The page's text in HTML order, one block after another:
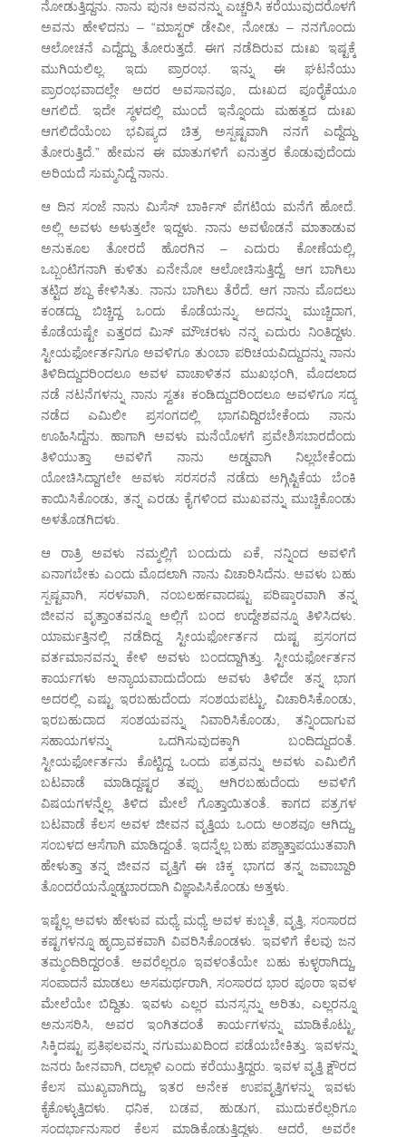
ನೋಡುತ್ತಿದ್ದನು. ನಾನು ಪುನಃ ಅವನನ್ನು ಎಚ್ಚರಿಸಿ ಕರೆಯುವುದರೊಳಗೆ
ಅವನು ಹೇಳಿದನು – “ಮಾಸ್ಟರ್ ಡೇವೀ, ನೋಡು – ನನಗೊಂದು
ಆಲೋಚನೆ ಎದ್ದೆದ್ದು ತೋರುತ್ತದೆ. ಈಗ ನಡೆದಿರುವ ದುಃಖ ಇಷ್ಟಕ್ಕೆ
ಮುಗಿಯಲಿಲ್ಲ. ಇದು ಪ್ರಾರಂಭ. ಇನ್ನು ಈ ಘಟನೆಯು
ಪ್ರಾರಂಭವಾದಲ್ಲೇ ಅದರ ಅವಸಾನವೂ, ದುಃಖದ ಪೂರೈಕೆಯೂ
ಆಗಲಿದೆ. ಇದೇ ಸ್ಥಳದಲ್ಲಿ ಮುಂದೆ ಇನ್ನೊಂದು ಮಹತ್ವದ ದುಃಖ
ಆಗಲಿದೆಯೆಂಬ ಭವಿಷ್ಯದ ಚಿತ್ರ ಅಸ್ಪಷ್ಟವಾಗಿ ನನಗೆ ಎದ್ದೆದ್ದು
ತೋರುತ್ತಿದೆ.” ಹೇಮನ ಈ ಮಾತುಗಳಿಗೆ ಏನುತ್ತರ ಕೊಡುವುದೆಂದು
ಅರಿಯದೆ ಸುಮ್ಮನಿದ್ದೆ ನಾನು.
ಆ ದಿನ ಸಂಜೆ ನಾನು ಮಿಸೆಸ್ ಬಾರ್ಕಿಸ್ ಪೆಗಟಿಯ ಮನೆಗೆ ಹೋದೆ.
ಅಲ್ಲಿ ಅವಳು ಅಳುತ್ತಲೇ ಇದ್ದಳು. ನಾನು ಅವಳೊಡನೆ ಮಾತಾಡುವ
ಅನುಕೂಲ ತೋರದೆ ಹೊರಗಿನ – ಎದುರು ಕೋಣೆಯಲ್ಲಿ,
ಒಬ್ಬಂಟಿಗನಾಗಿ ಕುಳಿತು ಏನೇನೋ ಆಲೋಚಿಸುತ್ತಿದ್ದೆ. ಆಗ ಬಾಗಿಲು
ತಟ್ಟಿದ ಶಬ್ದ ಕೇಳಿಸಿತು. ನಾನು ಬಾಗಿಲು ತೆರೆದೆ. ಆಗ ನಾನು ಮೊದಲು
ಕಂಡದ್ದು ಬಿಚ್ಚಿದ್ದ ಒಂದು ಕೊಡೆಯನ್ನು. ಅದನ್ನು ಮುಚ್ಚಿದಾಗ,
ಕೊಡೆಯಷ್ಟೇ ಎತ್ತರದ ಮಿಸ್ ಮೌಚರಳು ನನ್ನ ಎದುರು ನಿಂತಿದ್ದಳು.
ಸ್ಟೀಯರ್ಫೋರ್ತನಿಗೂ ಅವಳಿಗೂ ತುಂಬಾ ಪರಿಚಯವಿದ್ದುದನ್ನು ನಾನು
ತಿಳಿದಿದ್ದುದರಿಂದಲೂ ಅವಳ ವಾಚಾಳಿತನ ಮುಖಭಂಗಿ, ಮೊದಲಾದ
ನಡೆ ನಟನೆಗಳನ್ನು ನಾನು ಸ್ವತಃ ಕಂಡಿದ್ದುದರಿಂದಲೂ ಅವಳಿಗೂ ಸದ್ಯ
ನಡೆದ ಎಮಿಲೀ ಪ್ರಸಂಗದಲ್ಲಿ ಭಾಗವಿದ್ದಿರಬೇಕೆಂದು ನಾನು
ಊಹಿಸಿದ್ದೆನು. ಹಾಗಾಗಿ ಅವಳು ಮನೆಯೊಳಗೆ ಪ್ರವೇಶಿಸಬಾರದೆಂದು
ತಿಳಿಯುತ್ತಾ ಅವಳಿಗೆ ನಾನು ಅಡ್ಡವಾಗಿ ನಿಲ್ಲಬೇಕೆಂದು
ಯೋಚಿಸಿದ್ದಾಗಲೇ ಅವಳು ಸರಸರನೆ ನಡೆದು ಅಗ್ಗಿಷ್ಟಿಕೆಯ ಬೆಂಕಿ
ಕಾಯಿಸಿಕೊಂಡು, ತನ್ನ ಎರಡು ಕೈಗಳಿಂದ ಮುಖವನ್ನು ಮುಚ್ಚಿಕೊಂಡು
ಅಳತೊಡಗಿದಳು.
ಆ ರಾತ್ರಿ ಅವಳು ನಮ್ಮಲ್ಲಿಗೆ ಬಂದುದು ಏಕೆ, ನನ್ನಿಂದ ಅವಳಿಗೆ
ಏನಾಗಬೇಕು ಎಂದು ಮೊದಲಾಗಿ ನಾನು ವಿಚಾರಿಸಿದೆನು. ಅವಳು ಬಹು
ಸ್ಪಷ್ಟವಾಗಿ, ಸರಳವಾಗಿ, ನಂಬಲರ್ಹವಾದಷ್ಟು ಪರಿಷ್ಕಾರವಾಗಿ ತನ್ನ
ಜೀವನ ವೃತ್ತಾಂತವನ್ನೂ ಅಲ್ಲಿಗೆ ಬಂದ ಉದ್ದೇಶವನ್ನೂ ತಿಳಿಸಿದಳು.
ಯಾರ್ಮತ್ತಿನಲ್ಲಿ ನಡೆದಿದ್ದ ಸ್ಟೀಯರ್ಫೋರ್ತನ ದುಷ್ಟ ಪ್ರಸಂಗದ
ವರ್ತಮಾನವನ್ನು ಕೇಳಿ ಅವಳು ಬಂದದ್ದಾಗಿತ್ತು. ಸ್ಟೀಯರ್ಫೋರ್ತನ
ಕಾರ್ಯಗಳು ಅನ್ಯಾಯವಾದುದೆಂದು ಅವಳು ತಿಳಿದೇ ತನ್ನ ಭಾಗ
ಅದರಲ್ಲಿ ಎಷ್ಟು ಇರಬಹುದೆಂದು ಸಂಶಯಪಟ್ಟು, ವಿಚಾರಿಸಿಕೊಂಡು,
ಇರಬಹುದಾದ ಸಂಶಯವನ್ನು ನಿವಾರಿಸಿಕೊಂಡು, ತನ್ನಿಂದಾಗುವ
ಸಹಾಯಗಳನ್ನು ಒದಗಿಸುವುದಕ್ಕಾಗಿ ಬಂದಿದ್ದುದಂತೆ.
ಸ್ಟೀಯರ್ಫೋರ್ತನು ಕೊಟ್ಟಿದ್ದ ಒಂದು ಪತ್ರವನ್ನು ಅವಳು ಎಮಿಲಿಗೆ
ಬಟವಾಡೆ ಮಾಡಿದ್ದಷ್ಟರ ತಪ್ಪು ಆಗಿರಬಹುದೆಂದು ಅವಳಿಗೆ
ವಿಷಯಗಳನ್ನೆಲ್ಲ ತಿಳಿದ ಮೇಲೆ ಗೊತ್ತಾಯಿತಂತೆ. ಕಾಗದ ಪತ್ರಗಳ
ಬಟವಾಡೆ ಕೆಲಸ ಅವಳ ಜೀವನ ವೃತ್ತಿಯ ಒಂದು ಅಂಶವೂ ಆಗಿದ್ದು,
ಸಂಬಳದ ಆಸೆಗಾಗಿ ಮಾಡಿದ್ದಂತೆ. ಇದನ್ನೆಲ್ಲ ಬಹು ಪಶ್ಚಾತ್ತಾಪಯುತವಾಗಿ
ಹೇಳುತ್ತಾ ತನ್ನ ಜೀವನ ವೃತ್ತಿಗೆ ಈ ಚಿಕ್ಕ ಭಾಗದ ತನ್ನ ಜವಾಬ್ದಾರಿ
ತೊಂದರೆಯನ್ನೊಡ್ಡಬಾರದಾಗಿ ವಿಜ್ಞಾಪಿಸಿಕೊಂಡು ಅತ್ತಳು.
ಇಷ್ಟೆಲ್ಲ ಅವಳು ಹೇಳುವ ಮಧ್ಯೆ ಮಧ್ಯೆ ಅವಳ ಕುಬ್ಜತೆ, ವೃತ್ತಿ, ಸಂಸಾರದ
ಕಷ್ಟಗಳನ್ನೂ ಹೃದ್ರಾವಕವಾಗಿ ವಿವರಿಸಿಕೊಂಡಳು. ಇವಳಿಗೆ ಕೆಲವು ಜನ
ತಮ್ಮಂದಿರಿದ್ದರಂತೆ. ಅವರೆಲ್ಲರೂ ಇವಳಂತೆಯೇ ಬಹು ಕುಳ್ಳರಾಗಿದ್ದು,
ಸಂಪಾದನೆ ಮಾಡಲು ಅಸಮರ್ಥರಾಗಿ, ಸಂಸಾರದ ಭಾರ ಪೂರಾ ಇವಳ
ಮೇಲೆಯೇ ಬಿದ್ದಿತು. ಇವಳು ಎಲ್ಲರ ಮನಸ್ಸನ್ನು ಅರಿತು, ಎಲ್ಲರನ್ನೂ
ಅನುಸರಿಸಿ, ಅವರ ಇಂಗಿತದಂತೆ ಕಾರ್ಯಗಳನ್ನು ಮಾಡಿಕೊಟ್ಟು,
ಸಿಕ್ಕಿದಷ್ಟು ಪ್ರತಿಫಲವನ್ನು ನಗುಮುಖದಿಂದ ಪಡೆಯಬೇಕಿತ್ತು. ಇವಳನ್ನು
ಜನರು ಹೀನವಾಗಿ, ದಲ್ಲಾಳಿ ಎಂದು ಕರೆಯುತ್ತಿದ್ದರು. ಇವಳ ವೃತ್ತಿ ಕ್ಷೌರದ
ಕೆಲಸ ಮುಖ್ಯವಾಗಿದ್ದು, ಇತರ ಅನೇಕ ಉಪವೃತ್ತಿಗಳನ್ನು ಇವಳು
ಕೈಕೊಳ್ಳುತ್ತಿದಳು. ಧನಿಕ, ಬಡವ, ಹುಡುಗ, ಮುದುಕರೆಲ್ಲರಿಗೂ
ಸಂದರ್ಭಾನುಸಾರ ಕೆಲಸ ಮಾಡಿಕೊಡುತ್ತಿದ್ದಳು. ಆದರೆ, ಅವರೇ